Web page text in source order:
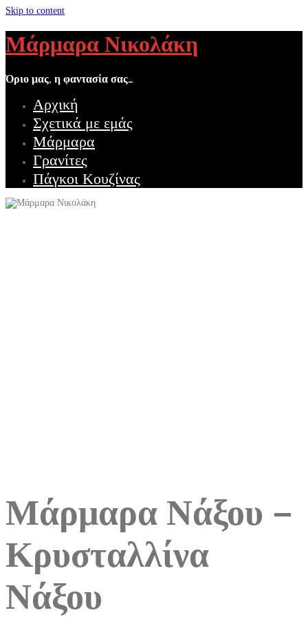
Skip to content
Μάρμαρα Νικολάκη
Όριο μας, η φαντασία σας…
Αρχική
Σχετικά με εμάς
Μάρμαρα
Γρανίτες
Πάγκοι Κουζίνας
Μάρμαρα Νάξου –
Κρυσταλλίνα
Νάξου